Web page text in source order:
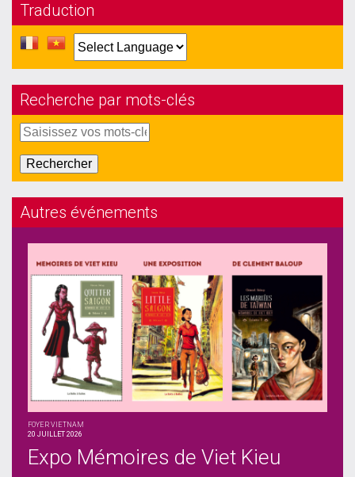
Traduction
Recherche par mots-clés
Autres événements
FOYER VIETNAM
20 JUILLET 2026
Expo Mémoires de Viet Kieu